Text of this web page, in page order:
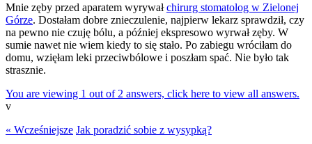
Mnie zęby przed aparatem wyrywałchirurg stomatolog w Zielonej
Górze. Dostałam dobre znieczulenie, najpierw lekarz sprawdził, czy
na pewno nie czuję bólu, a później ekspresowo wyrwał zęby. W
sumie nawet nie wiem kiedy to się stało. Po zabiegu wróciłam do
domu, wzięłam leki przeciwbólowe i poszłam spać. Nie było tak
strasznie.
You are viewing 1 out of 2 answers, click here to view all answers.
v
« Wcześniejsze Jak poradzić sobie z wysypką?